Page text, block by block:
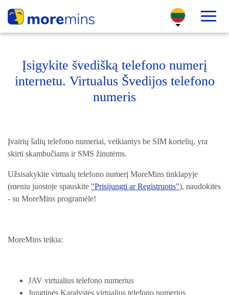
Įsigykite švedišką telefono numerį
internetu. Virtualus Švedijos telefono
numeris
Įvairių šalių telefono numeriai, veikiantys be SIM kortelių, yra
skirti skambučiams ir SMS žinutėms.
Užsisakykite virtualų telefono numerį MoreMins tinklapyje
(meniu juostoje spauskite "Prisijungti ar Registruotis"), naudokitės
- su MoreMins programėle!
MoreMins teikia:
JAV virtualius telefono numerius
Jungtinės Karalystės virtualius telefono numerius